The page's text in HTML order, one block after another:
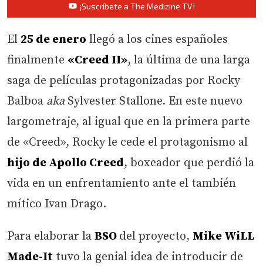
¡Suscríbete a The Medizine TV!
El 25 de enero llegó a los cines españoles
finalmente «Creed II», la última de una larga
saga de películas protagonizadas por Rocky
Balboa aka Sylvester Stallone. En este nuevo
largometraje, al igual que en la primera parte
de «Creed», Rocky le cede el protagonismo al
hijo de Apollo Creed, boxeador que perdió la
vida en un enfrentamiento ante el también
mítico Ivan Drago.
Para elaborar la BSO del proyecto, Mike WiLL
Made-It tuvo la genial idea de introducir de